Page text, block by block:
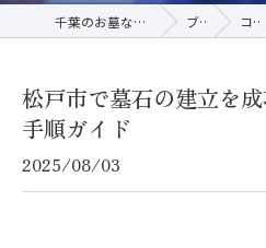
千葉のお墓なら株式会社たくみ ブログ コラム
松戸市で墓石の建立を
手順ガイド
2025/08/03